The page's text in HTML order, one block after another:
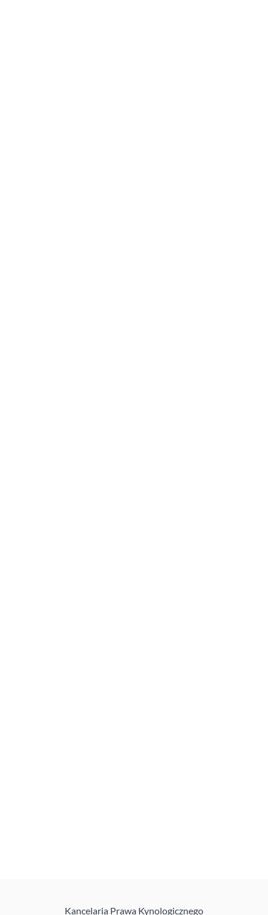
Kancelaria Prawa Kynologicznego